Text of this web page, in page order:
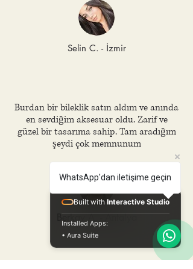
Selin C. - İzmir
Burdan bir bileklik satın aldım ve anında
en sevdiğim aksesuar oldu. Zarif ve
güzel bir tasarıma sahip. Tam aradığım
şeydi çok memnunum
Berkay A. - Antalya
WhatsApp'dan iletişime geçin
Built with Interactive Studio
Installed Apps:
• Aura Suite